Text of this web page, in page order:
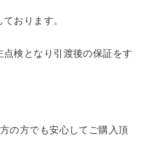
おります。
点検となり引渡後の保証をす
の方でも安心してご購入頂